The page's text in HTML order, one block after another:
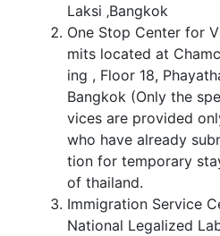
Laksi ‚Bangkok
One Stop Cen­ter for
mits located at
ing , Floor 18,
Bangkok (Only the
vices are pro­vided
who have already
tion for tem­po­rary
of thailand.
Immi­gra­tion Ser­vice
National Legal­ized